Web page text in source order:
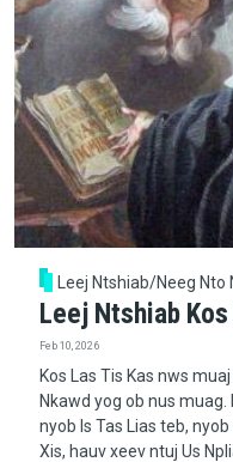
Leej Ntshiab/Neeg Nto
Leej Ntshiab
Feb 10, 2026
Kos Las Tis Kas nws
Nkawd yog ob nus
nyob Is Tas Lias teb,
Xis, hauv xeev ntuj Us